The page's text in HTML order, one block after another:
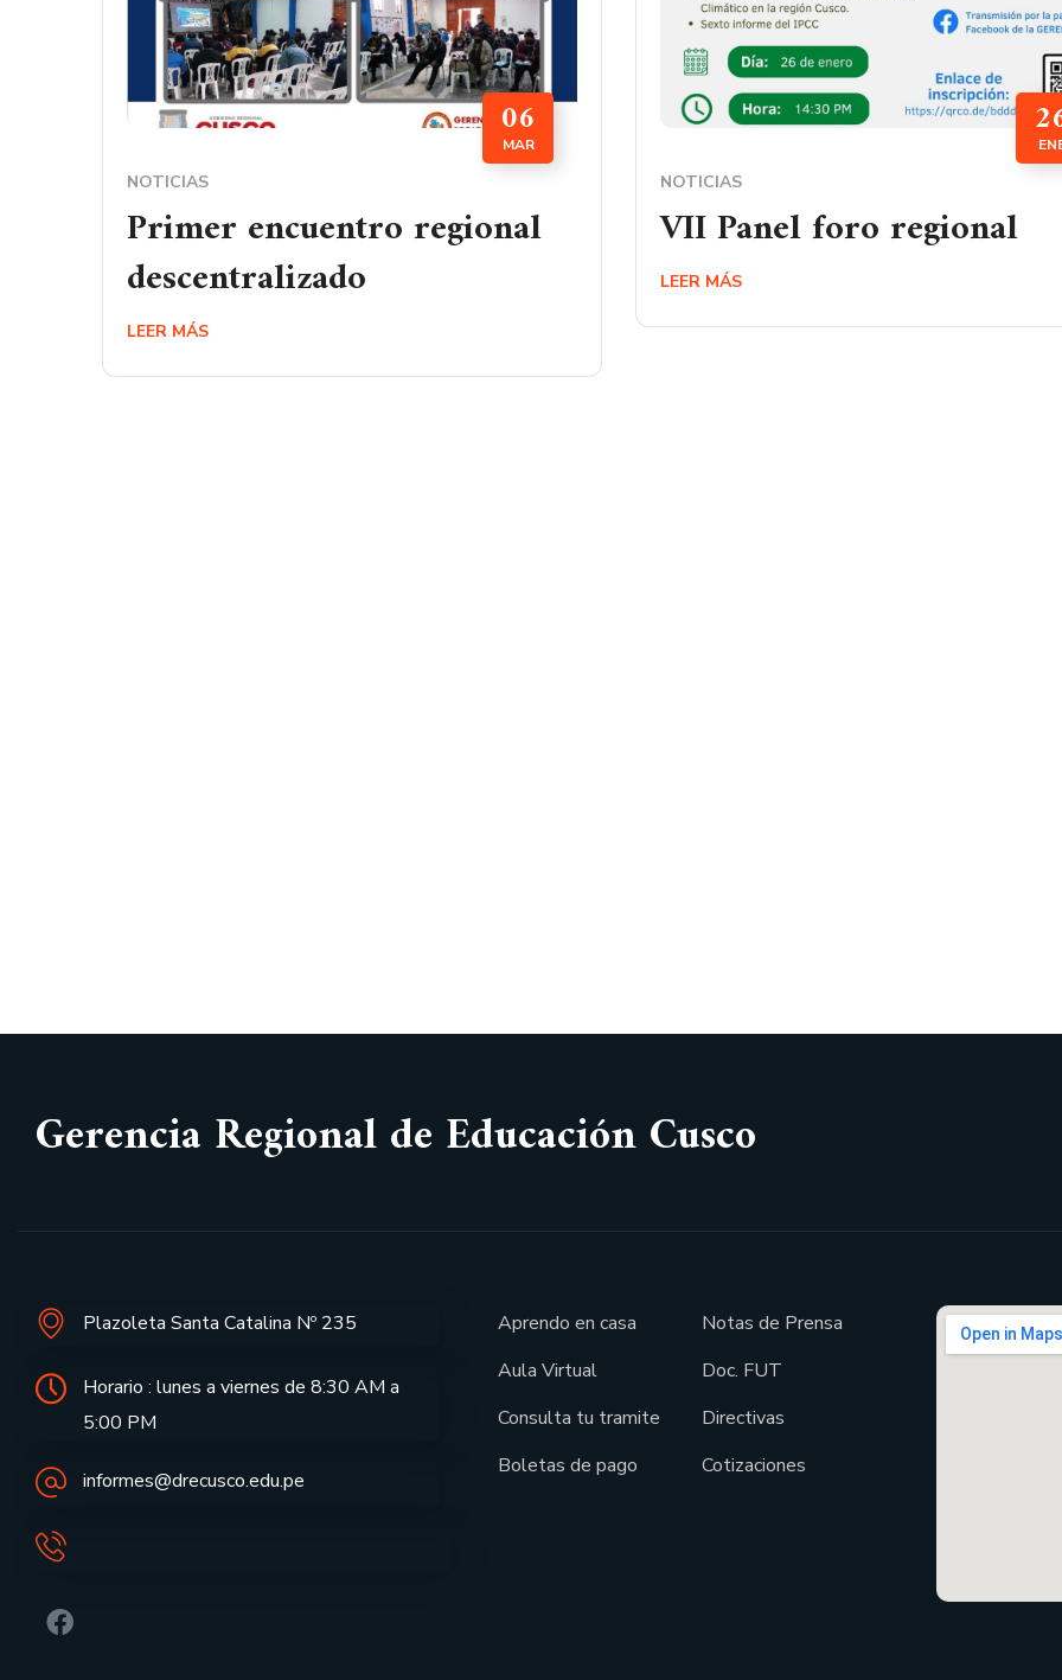
06
MAR
NOTICIAS
Primer encuentro regional
descentralizado
LEER MÁS
NOTICIAS
VII Panel foro regional
LEER MÁS
Gerencia Regional de Educación Cusco
Plazoleta Santa Catalina Nº 235
Horario : lunes a viernes de 8:30 AM a
5:00 PM
informes@drecusco.edu.pe
Aprendo en casa
Aula Virtual
Consulta tu tramite
Boletas de pago
Notas de Prensa
Doc. FUT
Directivas
Cotizaciones